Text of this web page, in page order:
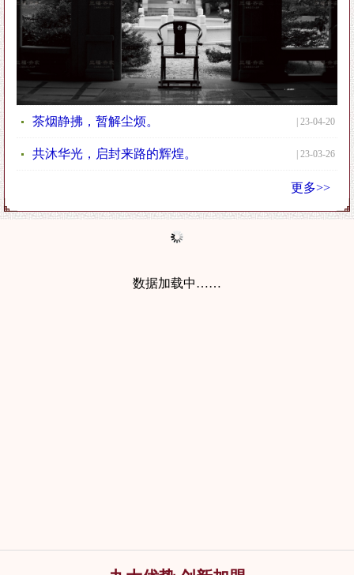
三福集团黄福华先生、黄福忠先生、黄福镇先生三兄弟出身于仙游
黄氏工艺家具世家,外公是当年仙游雕工最好的木雕师傅,父亲黄春
高则是有名的民间木作艺人。为谋生计,在这个世代从事木作的家
族里,家里的男孩从十三四岁起就要开始随父学艺,黄家三兄弟也都
这样踏上从事木雕、家具的艺业之路。
“80年代初期,我们仙游坝下人均不到一分田地,出路只有两条,要么
工,有的做雕刻,一天工钱1块8。”黄福华曾回忆道,“有时候出去找活
还要比赛——‘打擂台’,有钱的人家会同时请三五个师傅,一起比赛,
谁的做工好、快,就留谁。我看着父亲和别人一起‘打擂台’,大家都
△ 三福工艺园俯瞰图
茶烟静拂，暂解尘烦。 | 23-04-20
共沐华光，启封来路的辉煌。 | 23-03-26
更多>>
数据加载中……